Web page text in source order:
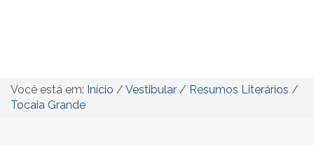
Você está em: Início / Vestibular / Resumos Literários /
Tocaia Grande